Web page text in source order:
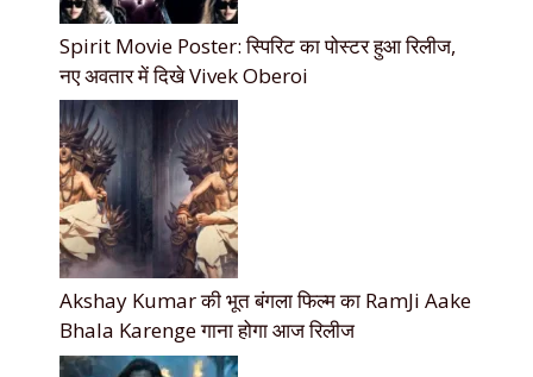
Spirit Movie Poster: स्पिरिट का पोस्टर हुआ रिलीज,
नए अवतार में दिखे Vivek Oberoi
Akshay Kumar की भूत बंगला फिल्म का RamJi Aake
Bhala Karenge गाना होगा आज रिलीज